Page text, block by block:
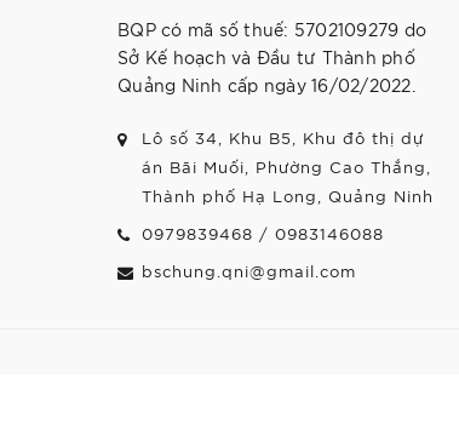
BQP có mã số thuế: 5702109279 do
Sở Kế hoạch và Đầu tư Thành phố
Quảng Ninh cấp ngày 16/02/2022.
Lô số 34, Khu B5, Khu đô thị dự
án Bãi Muối, Phường Cao Thắng,
Thành phố Hạ Long, Quảng Ninh
0979839468 / 0983146088
bschung.qni@gmail.com